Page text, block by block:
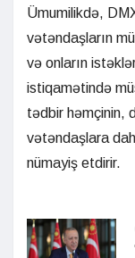
Ümumilikdə,
vətəndaşların
və onların
istiqamətində
tədbir həmçinin,
vətəndaşlara
nümayiş etdirir.